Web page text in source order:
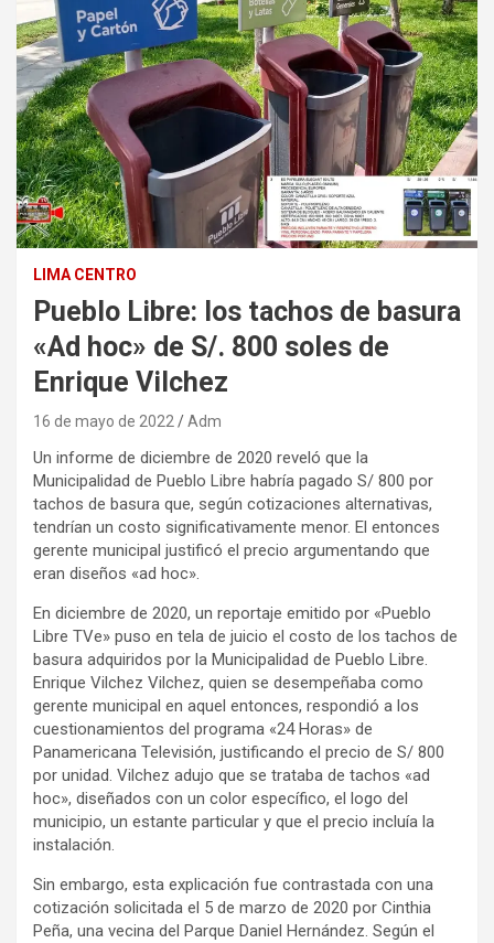
LIMA CENTRO
Pueblo Libre: los tachos de basura
«Ad hoc» de S/. 800 soles de
Enrique Vilchez
16 de mayo de 2022 Adm
Un informe de diciembre de 2020 reveló que la
Municipalidad de Pueblo Libre habría pagado S/ 800 por
tachos de basura que, según cotizaciones alternativas,
tendrían un costo significativamente menor. El entonces
gerente municipal justificó el precio argumentando que
eran diseños «ad hoc».
En diciembre de 2020, un reportaje emitido por «Pueblo
Libre TVe» puso en tela de juicio el costo de los tachos de
basura adquiridos por la Municipalidad de Pueblo Libre.
Enrique Vilchez Vilchez, quien se desempeñaba como
gerente municipal en aquel entonces, respondió a los
cuestionamientos del programa «24 Horas» de
Panamericana Televisión, justificando el precio de S/ 800
por unidad. Vilchez adujo que se trataba de tachos «ad
hoc», diseñados con un color específico, el logo del
municipio, un estante particular y que el precio incluía la
instalación.
Sin embargo, esta explicación fue contrastada con una
cotización solicitada el 5 de marzo de 2020 por Cinthia
Peña, una vecina del Parque Daniel Hernández. Según el